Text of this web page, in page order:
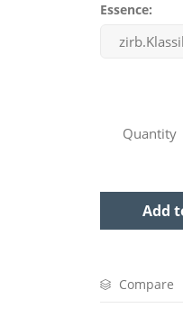
Essence:
Quantity
Add
Compare